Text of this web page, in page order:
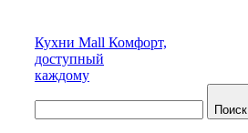
Кухни Mall Комфорт,
доступный
каждому
Поиск